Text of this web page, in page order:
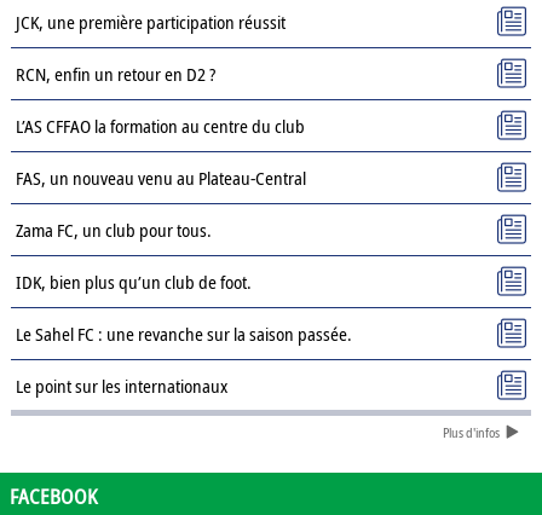
JCK, une première participation réussit
RCN, enfin un retour en D2 ?
L’AS CFFAO la formation au centre du club
FAS, un nouveau venu au Plateau-Central
Zama FC, un club pour tous.
IDK, bien plus qu’un club de foot.
Le Sahel FC : une revanche sur la saison passée.
Le point sur les internationaux
Présentation des clubs de D3 : ASPC Tenkodogo
Plus d'infos
FACEBOOK